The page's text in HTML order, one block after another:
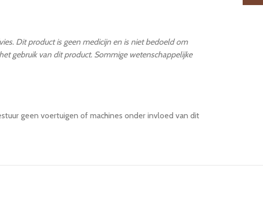
Dit product is geen medicijn en is niet bedoeld om
gebruik van dit product. Sommige wetenschappelijke
geen voertuigen of machines onder invloed van dit